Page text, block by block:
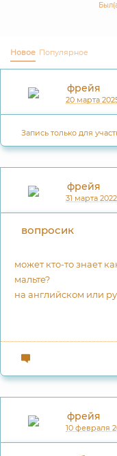
Новое Популярное
фрейя
20 марта
Запись только для
фрейя
31 марта
вопросик
может кто-то знает
мальте?
на английском или
фрейя
10 февраля